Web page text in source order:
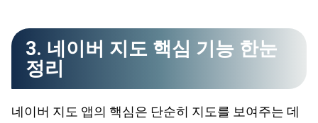
3. 네이버 지도 핵심 기능 한눈
정리
네이버 지도 앱의 핵심은 단순히 지도를 보여주는 데